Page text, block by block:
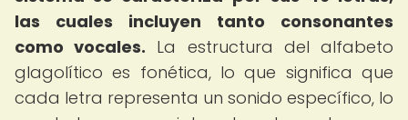
las cuales incluyen tanto consonantes
como vocales. La estructura del alfabeto
glagolítico es fonética, lo que significa que
cada letra representa un sonido específico, lo